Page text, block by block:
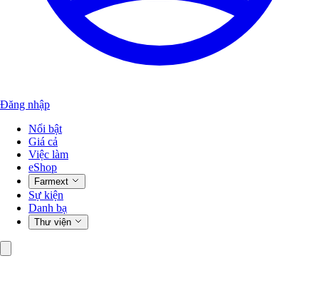
Đăng nhập
Nổi bật
Giá cả
Việc làm
eShop
Farmext
Sự kiện
Danh bạ
Thư viện